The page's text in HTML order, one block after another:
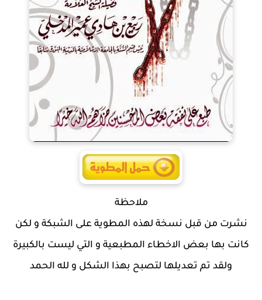
ملاحظة
نشرت من قبل نسخة لهذه المطوية على الشبكة و لكن
كانت بها بعض الاخطاء المطبعية و التي ليست بالكبيرة
ولقد تم تعديلها لتصبح بهذا الشكل و لله الحمد